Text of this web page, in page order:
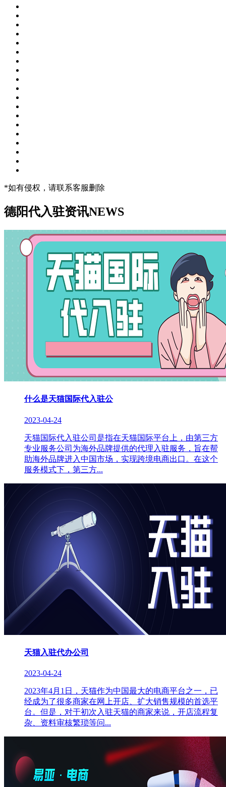
*如有侵权，请联系客服删除
德阳代入驻资讯NEWS
什么是天猫国际代入驻公
2023-04-24
天猫国际代入驻公司是指在天猫国际平台上，由第三方
专业服务公司为海外品牌提供的代理入驻服务，旨在帮
助海外品牌进入中国市场，实现跨境电商出口。在这个
服务模式下，第三方...
天猫入驻代办公司
2023-04-24
2023年4月1日，天猫作为中国最大的电商平台之一，已
经成为了很多商家在网上开店、扩大销售规模的首选平
台。但是，对于初次入驻天猫的商家来说，开店流程复
杂、资料审核繁琐等问...